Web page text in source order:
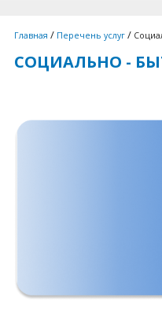
Главная / Перечень услуг /
СОЦИАЛЬНО -